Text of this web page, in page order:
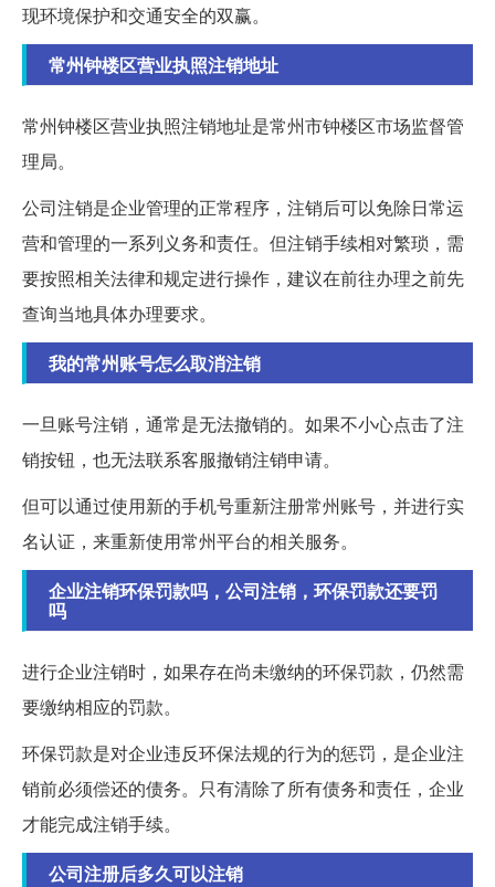
现环境保护和交通安全的双赢。
常州钟楼区营业执照注销地址
常州钟楼区营业执照注销地址是常州市钟楼区市场监督管
理局。
公司注销是企业管理的正常程序，注销后可以免除日常运
营和管理的一系列义务和责任。但注销手续相对繁琐，需
要按照相关法律和规定进行操作，建议在前往办理之前先
查询当地具体办理要求。
我的常州账号怎么取消注销
一旦账号注销，通常是无法撤销的。如果不小心点击了注
销按钮，也无法联系客服撤销注销申请。
但可以通过使用新的手机号重新注册常州账号，并进行实
名认证，来重新使用常州平台的相关服务。
企业注销环保罚款吗，公司注销，环保罚款还要罚
吗
进行企业注销时，如果存在尚未缴纳的环保罚款，仍然需
要缴纳相应的罚款。
环保罚款是对企业违反环保法规的行为的惩罚，是企业注
销前必须偿还的债务。只有清除了所有债务和责任，企业
才能完成注销手续。
公司注册后多久可以注销